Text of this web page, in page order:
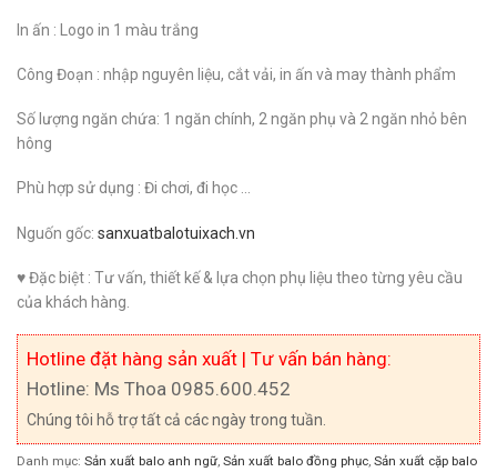
In ấn : Logo in 1 màu trắng
Công Đoạn : nhập nguyên liệu, cắt vải, in ấn và may thành phẩm
Số lượng ngăn chứa: 1 ngăn chính, 2 ngăn phụ và 2 ngăn nhỏ bên
hông
Phù hợp sử dụng : Đi chơi, đi học …
Nguốn gốc: sanxuatbalotuixach.vn
♥ Đặc biệt : Tư vấn, thiết kế & lựa chọn phụ liệu theo từng yêu cầu
của khách hàng.
Hotline đặt hàng sản xuất | Tư vấn bán hàng:
Hotline: Ms Thoa 0985.600.452
Chúng tôi hỗ trợ tất cả các ngày trong tuần.
Danh mục: Sản xuất balo anh ngữ, Sản xuất balo đồng phục, Sản xuất cặp balo